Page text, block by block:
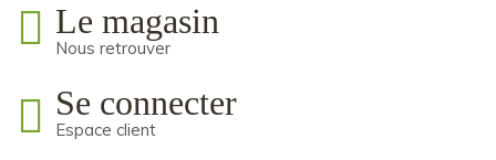
Le magasin
Nous retrouver
Se connecter
Espace client